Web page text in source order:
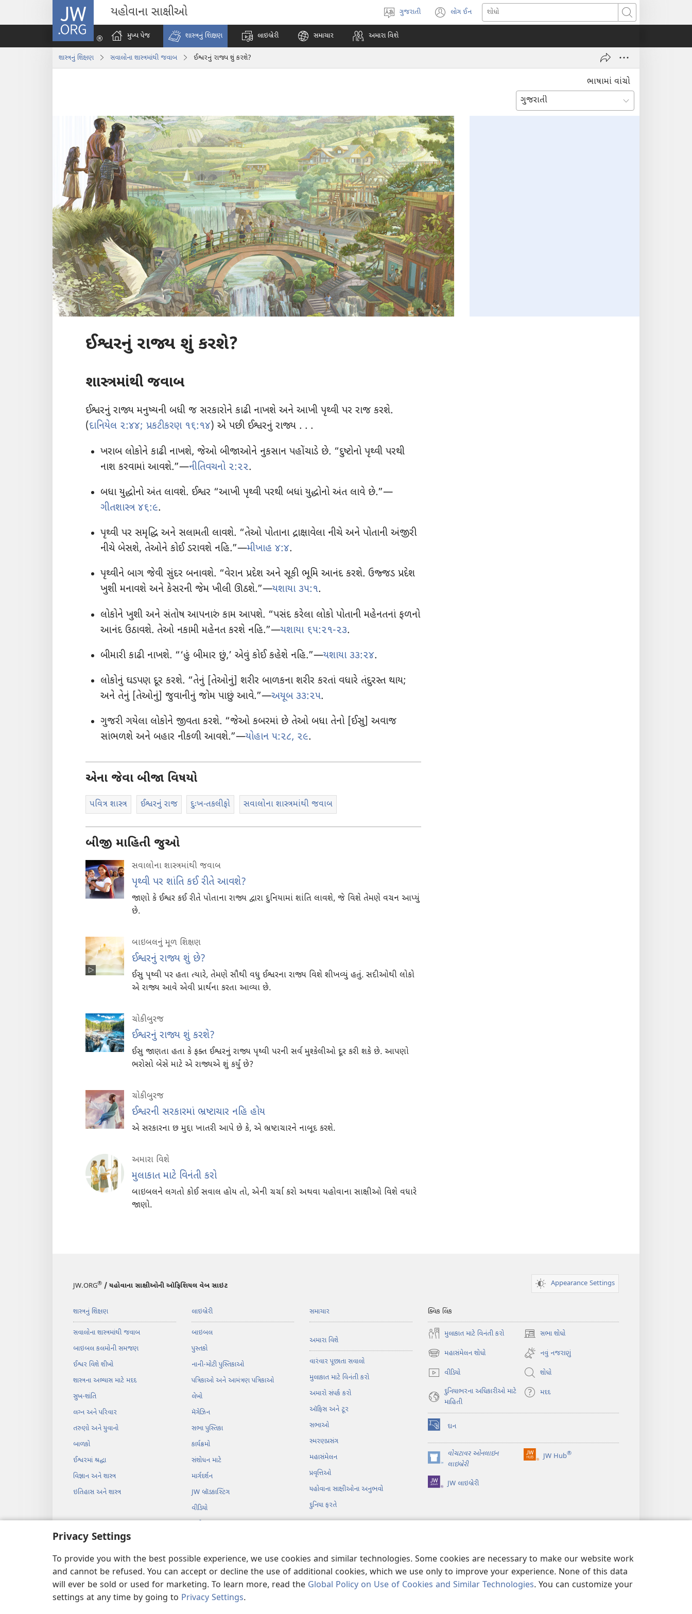
Privacy Settings
To provide you with the best possible experience, we use cookies and similar technologies. Some cookies are necessary to make our website work
and cannot be refused. You can accept or decline the use of additional cookies, which we use only to improve your experience. None of this data
will ever be sold or used for marketing. To learn more, read the Global Policy on Use of Cookies and Similar Technologies. You can customize your
settings at any time by going to Privacy Settings.
JW.ORG યહોવાના સાક્ષીઓ
ભાષા
ગુજરાતી લોગ ઈન
શોધો
મુખ્ય પેજ
શાસ્ત્રનું શિક્ષણ લાઇબ્રેરી સમાચાર અમારા વિશે
શાસ્ત્રનું શિક્ષણ સવાલોના શાસ્ત્રમાંથી જવાબ ઈશ્વરનું રાજ્ય શું કરશે?
ભાષામાં વાંચો
ઈશ્વરનું રાજ્ય શું કરશે?
શાસ્ત્રમાંથી જવાબ
ઈશ્વરનું રાજ્ય મનુષ્યની બધી જ સરકારોને કાઢી નાખશે અને આખી પૃથ્વી પર રાજ કરશે.
(દાનિયેલ ૨:૪૪; પ્રકટીકરણ ૧૬:૧૪) એ પછી ઈશ્વરનું રાજ્ય . . .
ખરાબ લોકોને કાઢી નાખશે, જેઓ બીજાઓને નુકસાન પહોંચાડે છે. “દુષ્ટોનો પૃથ્વી પરથી
નાશ કરવામાં આવશે.”—નીતિવચનો ૨:૨૨.
બધા યુદ્ધોનો અંત લાવશે. ઈશ્વર “આખી પૃથ્વી પરથી બધાં યુદ્ધોનો અંત લાવે છે.”—
ગીતશાસ્ત્ર ૪૬:૯.
પૃથ્વી પર સમૃદ્ધિ અને સલામતી લાવશે. “તેઓ પોતાના દ્રાક્ષાવેલા નીચે અને પોતાની અંજીરી
નીચે બેસશે, તેઓને કોઈ ડરાવશે નહિ.”—મીખાહ ૪:૪.
પૃથ્વીને બાગ જેવી સુંદર બનાવશે. “વેરાન પ્રદેશ અને સૂકી ભૂમિ આનંદ કરશે. ઉજ્જડ પ્રદેશ
ખુશી મનાવશે અને કેસરની જેમ ખીલી ઊઠશે.”—યશાયા ૩૫:૧.
લોકોને ખુશી અને સંતોષ આપનારું કામ આપશે. “પસંદ કરેલા લોકો પોતાની મહેનતનાં ફળનો
આનંદ ઉઠાવશે. તેઓ નકામી મહેનત કરશે નહિ.”—યશાયા ૬૫:૨૧-૨૩.
બીમારી કાઢી નાખશે. “‘હું બીમાર છું,’ એવું કોઈ કહેશે નહિ.”—યશાયા ૩૩:૨૪.
લોકોનું ઘડપણ દૂર કરશે. “તેનું [તેઓનું] શરીર બાળકના શરીર કરતાં વધારે તંદુરસ્ત થાય;
અને તેનું [તેઓનું] જુવાનીનું જોમ પાછું આવે.”—અયૂબ ૩૩:૨૫.
ગુજરી ગયેલા લોકોને જીવતા કરશે. “જેઓ કબરમાં છે તેઓ બધા તેનો [ઈસુ] અવાજ
સાંભળશે અને બહાર નીકળી આવશે.”—યોહાન ૫:૨૮, ૨૯.
એના જેવા બીજા વિષયો
પવિત્ર શાસ્ત્ર ઈશ્વરનું રાજ દુઃખ-તકલીફો સવાલોના શાસ્ત્રમાંથી જવાબ
બીજી માહિતી જુઓ
સવાલોના શાસ્ત્રમાંથી જવાબ
પૃથ્વી પર શાંતિ કઈ રીતે આવશે?
જાણો કે ઈશ્વર કઈ રીતે પોતાના રાજ્ય દ્વારા દુનિયામાં શાંતિ લાવશે, જે વિશે તેમણે વચન આપ્યું
છે.
બાઇબલનું મૂળ શિક્ષણ
ઈશ્વરનું રાજ્ય શું છે?
ઈસુ પૃથ્વી પર હતા ત્યારે, તેમણે સૌથી વધુ ઈશ્વરના રાજ્ય વિશે શીખવ્યું હતું. સદીઓથી લોકો
એ રાજ્ય આવે એવી પ્રાર્થના કરતા આવ્યા છે.
ચોકીબુરજ
ઈશ્વરનું રાજ્ય શું કરશે?
ઈસુ જાણતા હતા કે ફક્ત ઈશ્વરનું રાજ્ય પૃથ્વી પરની સર્વ મુશ્કેલીઓ દૂર કરી શકે છે. આપણો
ભરોસો બેસે માટે એ રાજ્યએ શું કર્યું છે?
ચોકીબુરજ
ઈશ્વરની સરકારમાં ભ્રષ્ટાચાર નહિ હોય
એ સરકારના છ મુદ્દા ખાતરી આપે છે કે, એ ભ્રષ્ટાચારને નાબૂદ કરશે.
અમારા વિશે
મુલાકાત માટે વિનંતી કરો
બાઇબલને લગતો કોઈ સવાલ હોય તો, એની ચર્ચા કરો અથવા યહોવાના સાક્ષીઓ વિશે વધારે
જાણો.
JW.ORG® / યહોવાના સાક્ષીઓની ઑફિશિયલ વેબ સાઇટ Appearance Settings
શાસ્ત્રનું શિક્ષણ
સવાલોના શાસ્ત્રમાંથી જવાબ
બાઇબલ કલમોની સમજણ
ઈશ્વર વિશે શીખો
શાસ્ત્રના અભ્યાસ માટે મદદ
સુખ-શાંતિ
લગ્‍ન અને પરિવાર
તરુણો અને યુવાનો
બાળકો
ઈશ્વરમાં શ્રદ્ધા
વિજ્ઞાન અને શાસ્ત્ર
ઇતિહાસ અને શાસ્ત્ર
લાઇબ્રેરી
બાઇબલ
પુસ્તકો
નાની-મોટી પુસ્તિકાઓ
પત્રિકાઓ અને આમંત્રણ પત્રિકાઓ
લેખો
મૅગેઝિન
સભા પુસ્તિકા
કાર્યક્રમો
સંશોધન માટે
માર્ગદર્શન
JW બ્રૉડકાસ્ટિંગ
વીડિયો
નાટકીય બાઇબલ વાંચન
સમાચાર
અમારા વિશે
વારંવાર પૂછાતા સવાલો
મુલાકાત માટે વિનંતી કરો
અમારો સંપર્ક કરો
ઑફિસ અને ટૂર
સભાઓ
સ્મરણપ્રસંગ
મહાસંમેલન
પ્રવૃત્તિઓ
યહોવાના સાક્ષીઓના અનુભવો
દુનિયા ફરતે
ક્વિક લિંક
મુલાકાત માટે વિનંતી કરો સભા શોધો
(opens
new
window)
મહાસંમેલન શોધો
(opens
new
નવું નજરાણું
વીડિયો શોધો
દુનિયાભરના અધિકારીઓ માટે
માહિતી
મદદ
દાન
(opens
new
window)વોચટાવર ઓનલાઇન
લાઇબ્રેરી
(opens
new
window)
JW Hub®
(opens
JW લાઇબ્રેરી
Copyright © 2026 Watch Tower Bible and Tract Society of Pennsylvania.